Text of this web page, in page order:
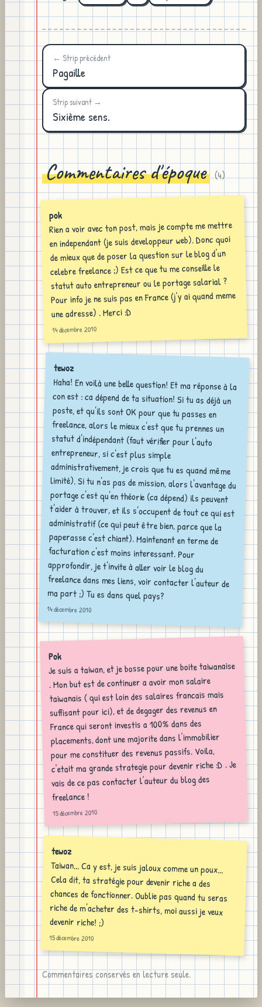
← Strip précédent
Pagaille
Strip suivant →
Sixième sens.
Commentaires d'époque (4)
pok
Rien a voir avec ton post, mais je compte me mettre
en independant (je suis developpeur web). Donc quoi
de mieux que de poser la question sur le blog d'un
celebre freelance ;) Est ce que tu me conseille le
statut auto entrepreneur ou le portage salarial ?
Pour info je ne suis pas en France (j'y ai quand meme
une adresse) . Merci :D
14 décembre 2010
tewoz
Haha! En voilà une belle question! Et ma réponse à la
con est : ca dépend de ta situation! Si tu as déjà un
poste, et qu'ils sont OK pour que tu passes en
freelance, alors le mieux c'est que tu prennes un
statut d'indépendant (faut vérifier pour l'auto
entrepreneur, si c'est plus simple
administrativement, je crois que tu es quand même
limité). Si tu n'as pas de mission, alors l'avantage du
portage c'est qu'en théorie (ca dépend) ils peuvent
t'aider à trouver, et ils s'occupent de tout ce qui est
administratif (ce qui peut être bien, parce que la
paperasse c'est chiant). Maintenant en terme de
facturation c'est moins interessant. Pour
approfondir, je t'invite à aller voir le blog du
freelance dans mes liens, voir contacter l'auteur de
ma part ;) Tu es dans quel pays?
14 décembre 2010
Pok
Je suis a taiwan, et je bosse pour une boite taiwanaise
. Mon but est de continuer a avoir mon salaire
taiwanais ( qui est loin des salaires francais mais
suffisant pour ici), et de degager des revenus en
France qui seront investis a 100% dans des
placements, dont une majorite dans l'immobilier
pour me constituer des revenus passifs. Voila,
c'etait ma grande strategie pour devenir riche :D . Je
vais de ce pas contacter l'auteur du blog des
freelance !
15 décembre 2010
tewoz
Taiwan... Ca y est, je suis jaloux comme un poux...
Cela dit, ta stratégie pour devenir riche a des
chances de fonctionner. Oublie pas quand tu seras
riche de m'acheter des t-shirts, moi aussi je veux
devenir riche! ;)
15 décembre 2010
Commentaires conservés en lecture seule.